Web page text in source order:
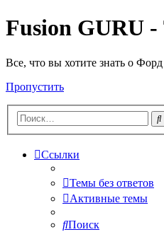
Fusion GURU
Все, что вы хотите знать о
Пропустить
Ссылки
Темы без ответов
Активные темы
Поиск